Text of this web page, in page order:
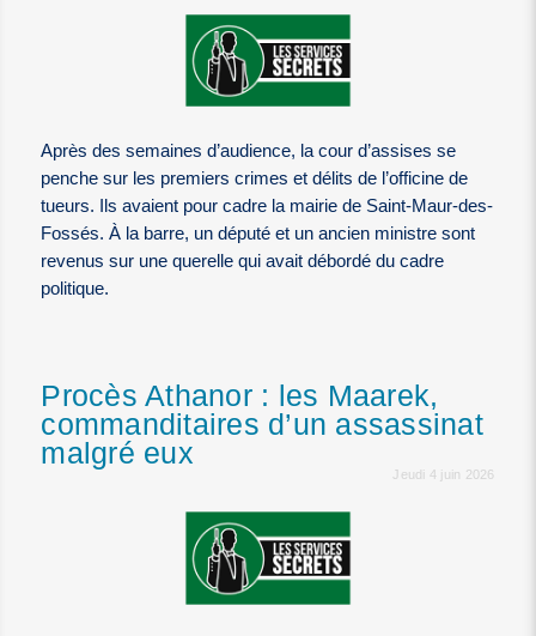
Après des semaines d’audience, la cour d’assises se
penche sur les premiers crimes et délits de l’officine de
tueurs. Ils avaient pour cadre la mairie de Saint-Maur-des-
Fossés. À la barre, un député et un ancien ministre sont
revenus sur une querelle qui avait débordé du cadre
politique.
Procès Athanor : les Maarek,
commanditaires d’un assassinat
malgré eux
Jeudi 4 juin 2026